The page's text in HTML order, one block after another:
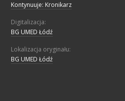
Kontynuuje: Kronikarz
Digitalizacja:
BG UMED Łódź
Lokalizacja oryginału:
BG UMED Łódź